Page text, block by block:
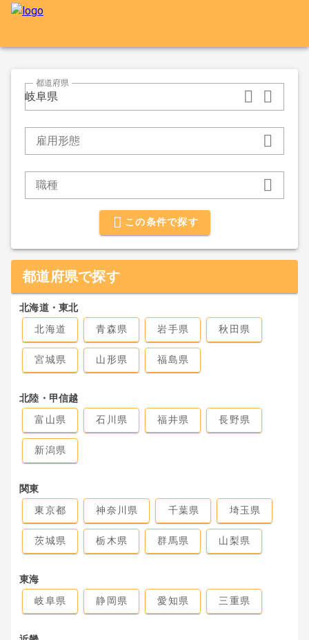
岐阜県
都道府県
雇用形態
職種
この条件で探す
都道府県で探す
北海道・東北
北海道
青森県 岩手県 秋田県
宮城県 山形県 福島県
北陸・甲信越
富山県
石川県 福井県 長野県
新潟県
関東
東京都
神奈川県 千葉県 埼玉県
茨城県 栃木県 群馬県 山梨県
東海
岐阜県
静岡県 愛知県 三重県